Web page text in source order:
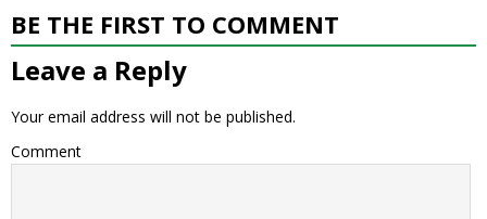
BE THE FIRST TO COMMENT
Leave a Reply
Your email address will not be published.
Comment